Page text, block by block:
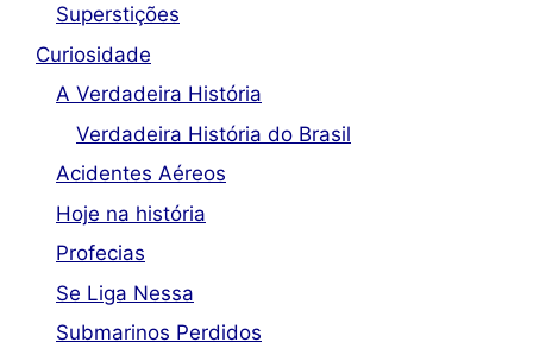
Superstições
Curiosidade
A Verdadeira História
Verdadeira História do Brasil
Acidentes Aéreos
Hoje na história
Profecias
Se Liga Nessa
Submarinos Perdidos